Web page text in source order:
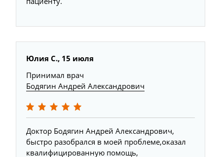
Юлия С., 15 июля
Принимал врач
Бодягин Андрей Александрович
Доктор Бодягин Андрей Александрович,
быстро разобрался в моей проблеме,оказал
квалифицированную помощь,